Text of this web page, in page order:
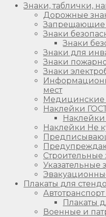
Знаки, таблички,
Дорожные
Запрещающие
Знаки
Знаки
Знаки для
Знаки
Знаки
мест
Медицинские
Наклейки
Наклейки
Наклейки Не
Строительные
Указательные
Плакаты для
Плакаты
Военные и